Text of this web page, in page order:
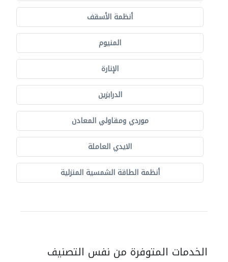
أنظمة الأسقف
المنيوم
الإنارة
الدرابزين
موردي ومقاولي المعادن
الايدي العاملة
أنظمة الطاقة الشمسية المنزلية
الخدمات المتوفرة من نفس التصنيف